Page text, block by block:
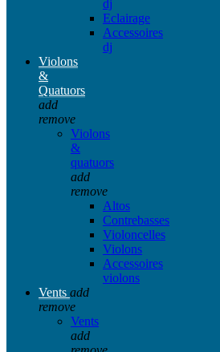
dj
Eclairage
Accessoires
dj
Violons
&
Quatuors
add
remove
Violons
&
quatuors
add
remove
Altos
Contrebasses
Violoncelles
Violons
Accessoires
violons
Vents add
remove
Vents
add